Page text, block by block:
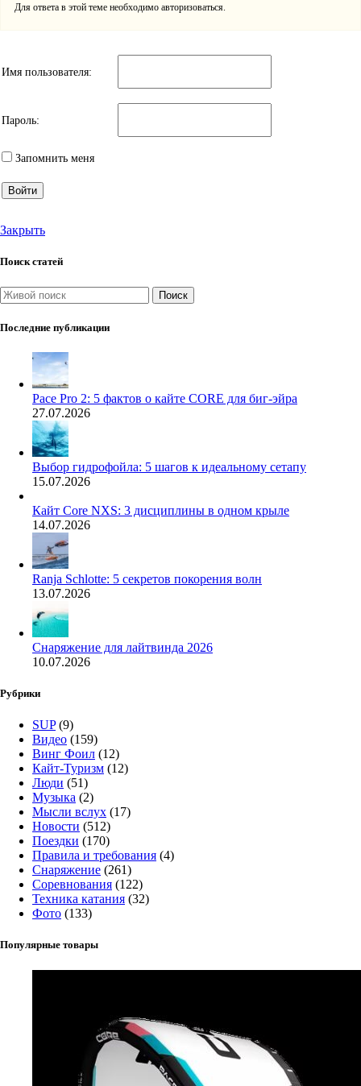
Для ответа в этой теме необходимо авторизоваться.
Имя пользователя:
Пароль:
Запомнить меня
Войти
Закрыть
Поиск статей
Поиск
Последние публикации
Pace Pro 2: 5 фактов о кайте CORE для биг-эйра
27.07.2026
Выбор гидрофойла: 5 шагов к идеальному сетапу
15.07.2026
Кайт Core NXS: 3 дисциплины в одном крыле
14.07.2026
Ranja Schlotte: 5 секретов покорения волн
13.07.2026
Снаряжение для лайтвинда 2026
10.07.2026
Рубрики
SUP(9)
Видео (159)
Винг Фоил (12)
Кайт-Туризм (12)
Люди (51)
Музыка (2)
Мысли вслух (17)
Новости (512)
Поездки (170)
Правила и требования (4)
Снаряжение (261)
Соревнования (122)
Техника катания (32)
Фото (133)
Популярные товары